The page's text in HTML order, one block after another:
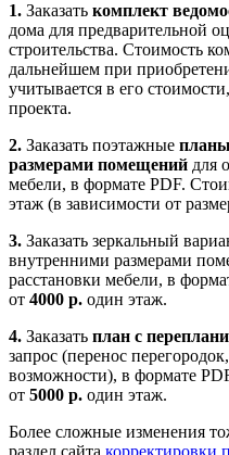
1. Заказать комплект
дома для предварительной
строительства. Стоимость
дальнейшем при
учитывается в его
проекта.
2. Заказать поэтажные
размерами помещений для
мебели, в формате PDF.
этаж (в зависимости от
3. Заказать зеркальный
внутренними размерами
расстановки мебели, в
от 4000 р. один этаж.
4. Заказать план с
запрос (перенос
возможности), в формате
от 5000 р. один этаж.
Более сложные изменения